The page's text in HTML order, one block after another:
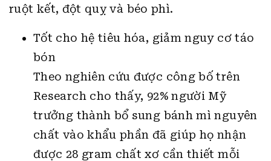
ruột kết, đột quỵ và béo phì.
Tốt cho hệ tiêu hóa, giảm nguy cơ táo
bón
Theo nghiên cứu được công bố trên
Research cho thấy, 92% người Mỹ
trưởng thành bổ sung bánh mì nguyên
chất vào khẩu phần đã giúp họ nhận
được 28 gram chất xơ cần thiết mỗi